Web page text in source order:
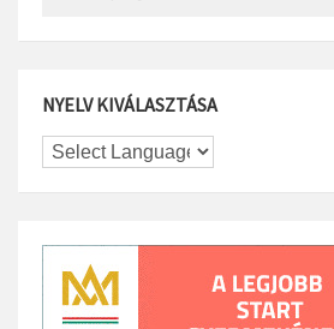
NYELV KIVÁLASZTÁSA